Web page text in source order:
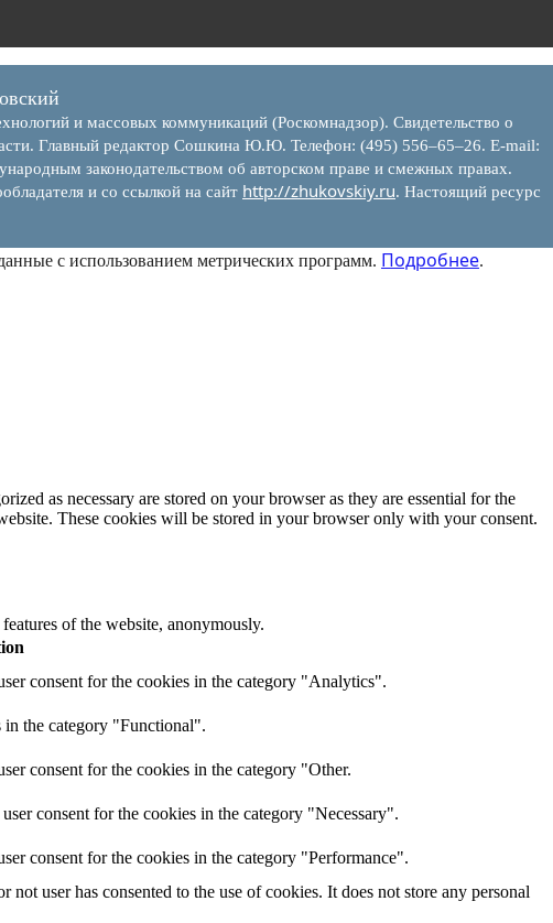
и массовых коммуникаций (Роскомнадзор). Свидетельство о
Главный редактор Сошкина Ю.Ю. Телефон: (495) 556–65–26. E‑mail:
законодательством об авторском праве и смежных правах.
и со ссылкой на сайт http://zhukovskiy.ru. Настоящий ресурс
с использованием метрических программ. Подробнее.
as necessary are stored on your browser as they are essential for the
These cookies will be stored in your browser only with your consent.
of the website, anonymously.
consent for the cookies in the category "Analytics".
in the category "Functional".
consent for the cookies in the category "Other.
consent for the cookies in the category "Necessary".
consent for the cookies in the category "Performance".
user has consented to the use of cookies. It does not store any personal